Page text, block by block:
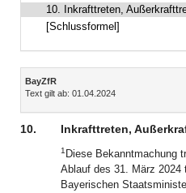
10. Inkrafttreten,
[Schlussformel]
Inhalt
BayZfR
Text gilt ab: 01.04.2024
10. Inkrafttreten,
1 Diese Bekanntmachung
Ablauf des 31. März 2024
Bayerischen